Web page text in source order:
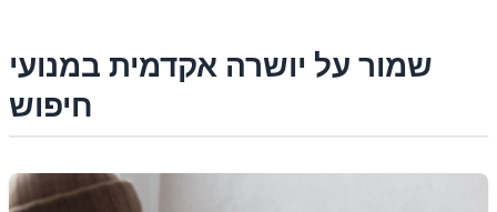
שמור על יושרה אקדמית במנועי
חיפוש